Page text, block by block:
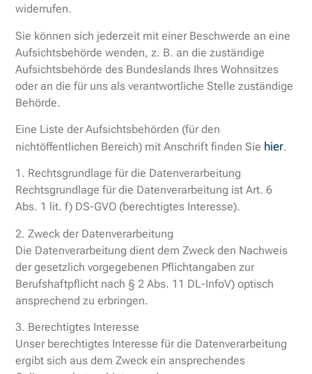
widerrufen.
Sie können sich jederzeit mit einer Beschwerde an eine
Aufsichtsbehörde wenden, z. B. an die zuständige
Aufsichtsbehörde des Bundeslands Ihres Wohnsitzes
oder an die für uns als verantwortliche Stelle zuständige
Behörde.
Eine Liste der Aufsichtsbehörden (für den
nichtöffentlichen Bereich) mit Anschrift finden Sie hier.
1. Rechtsgrundlage für die Datenverarbeitung
Rechtsgrundlage für die Datenverarbeitung ist Art. 6
Abs. 1 lit. f) DS-GVO (berechtigtes Interesse).
2. Zweck der Datenverarbeitung
Die Datenverarbeitung dient dem Zweck den Nachweis
der gesetzlich vorgegebenen Pflichtangaben zur
Berufshaftpflicht nach § 2 Abs. 11 DL-InfoV) optisch
ansprechend zu erbringen.
3. Berechtigtes Interesse
Unser berechtigtes Interesse für die Datenverarbeitung
ergibt sich aus dem Zweck ein ansprechendes